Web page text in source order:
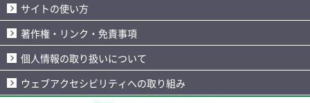
サイトの使い方
著作権・リンク・免責事項
個人情報の取り扱いについて
ウェブアクセシビリティへの取り組み